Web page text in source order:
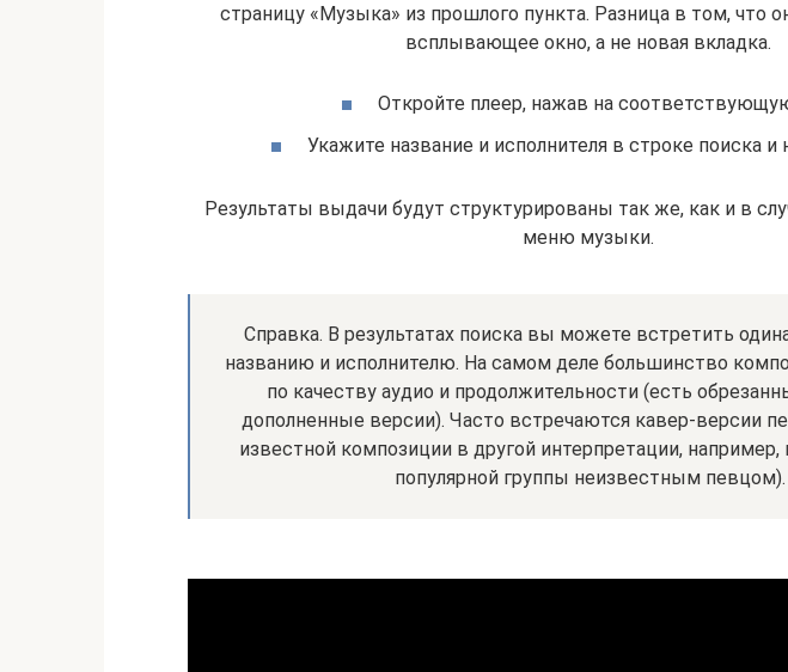
страницу «Музыка» из прошлого пункта. Разница в том, что
всплывающее окно, а не новая вкладка.
Откройте плеер, нажав на
Укажите название и исполнителя в строке поиска и
Результаты выдачи будут структурированы так же, как и в
меню музыки.
Справка. В результатах поиска вы можете встретить
названию и исполнителю. На самом деле большинство
по качеству аудио и продолжительности (есть
дополненные версии). Часто встречаются кавер-версии
известной композиции в другой интерпретации, например,
популярной группы неизвестным певцом).